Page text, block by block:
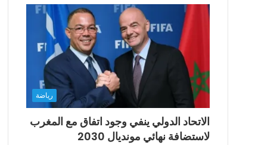
رياضة
الاتحاد الدولي ينفي وجود اتفاق مع المغرب
لاستضافة نهائي مونديال 2030